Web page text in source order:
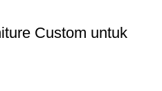
Custom untuk